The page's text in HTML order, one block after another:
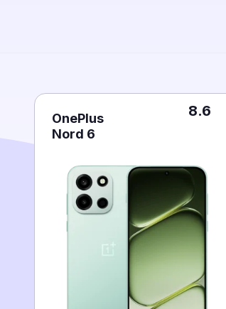
OnePlus
Nord 6
8.6